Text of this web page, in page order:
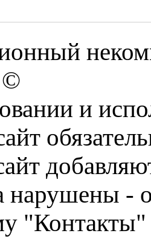
©
и
нарушены -
"Контакты"